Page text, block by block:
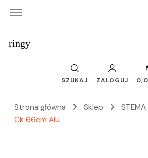
ringy
SZUKAJ ZALOGUJ
Strona główna Sklep STEMA
Ck 66cm Alu